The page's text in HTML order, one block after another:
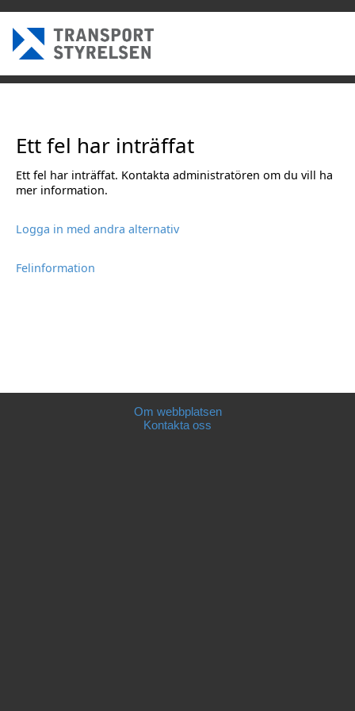
Ett fel har inträffat
Ett fel har inträffat. Kontakta administratören om du vill ha
mer information.
Logga in med andra alternativ
Felinformation
Om webbplatsen
Kontakta oss